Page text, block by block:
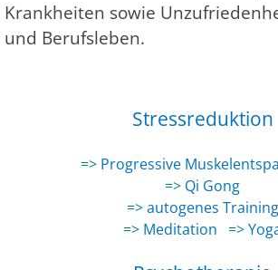
Krankheiten sowie
und Berufsleben.
Stressreduktion
=> Progressive
=> Qi Gong
=>autogenes Training
=> Meditation =>